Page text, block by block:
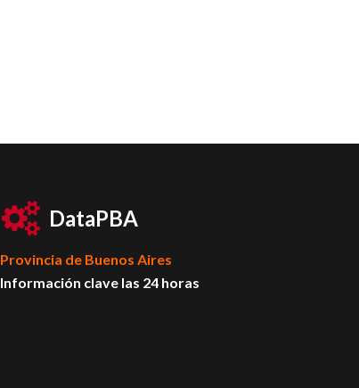
DataPBA
Provincia de Buenos Aires
Información clave las 24 horas